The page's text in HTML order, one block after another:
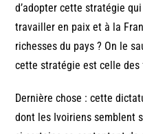
d’adopter cette stratégie
travailler en paix et à la
richesses du pays ? On le
cette stratégie est celle
Dernière chose : cette
dont les Ivoiriens semblent